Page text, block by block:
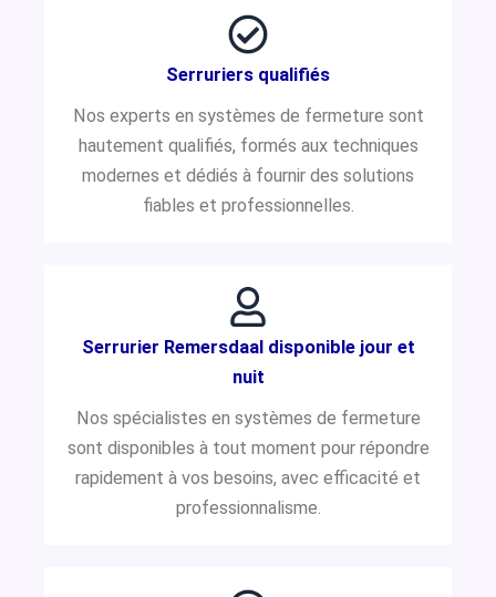
Serruriers qualifiés
Nos experts en systèmes de fermeture sont
hautement qualifiés, formés aux techniques
modernes et dédiés à fournir des solutions
fiables et professionnelles.
Serrurier Remersdaal disponible jour et
nuit
Nos spécialistes en systèmes de fermeture
sont disponibles à tout moment pour répondre
rapidement à vos besoins, avec efficacité et
professionnalisme.